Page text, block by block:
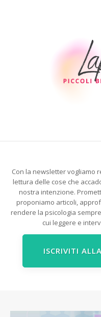
Con la newsletter vogliamo
lettura delle cose che
nostra intenzione.
proponiamo articoli,
rendere la psicologia
cui leggere e
ISCRIVITI